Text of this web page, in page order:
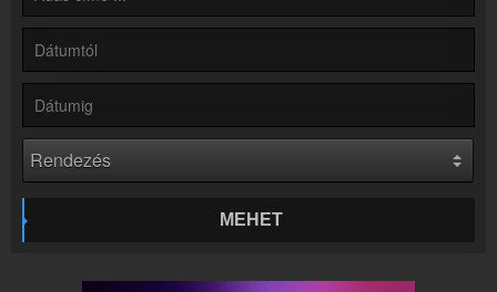
Rádió beágyazás
Ágyazd be weboldaladba
Online rádió készítés
Készítés lépésről lépésre
MEHET